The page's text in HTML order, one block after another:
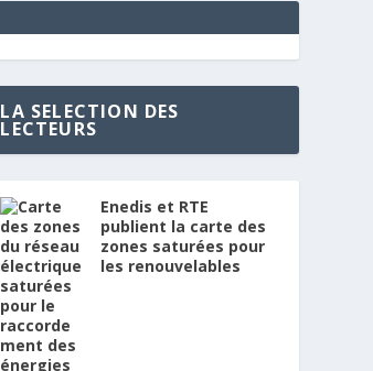
LA SELECTION DES
LECTEURS
Enedis et RTE
publient la carte des
zones saturées pour
les renouvelables